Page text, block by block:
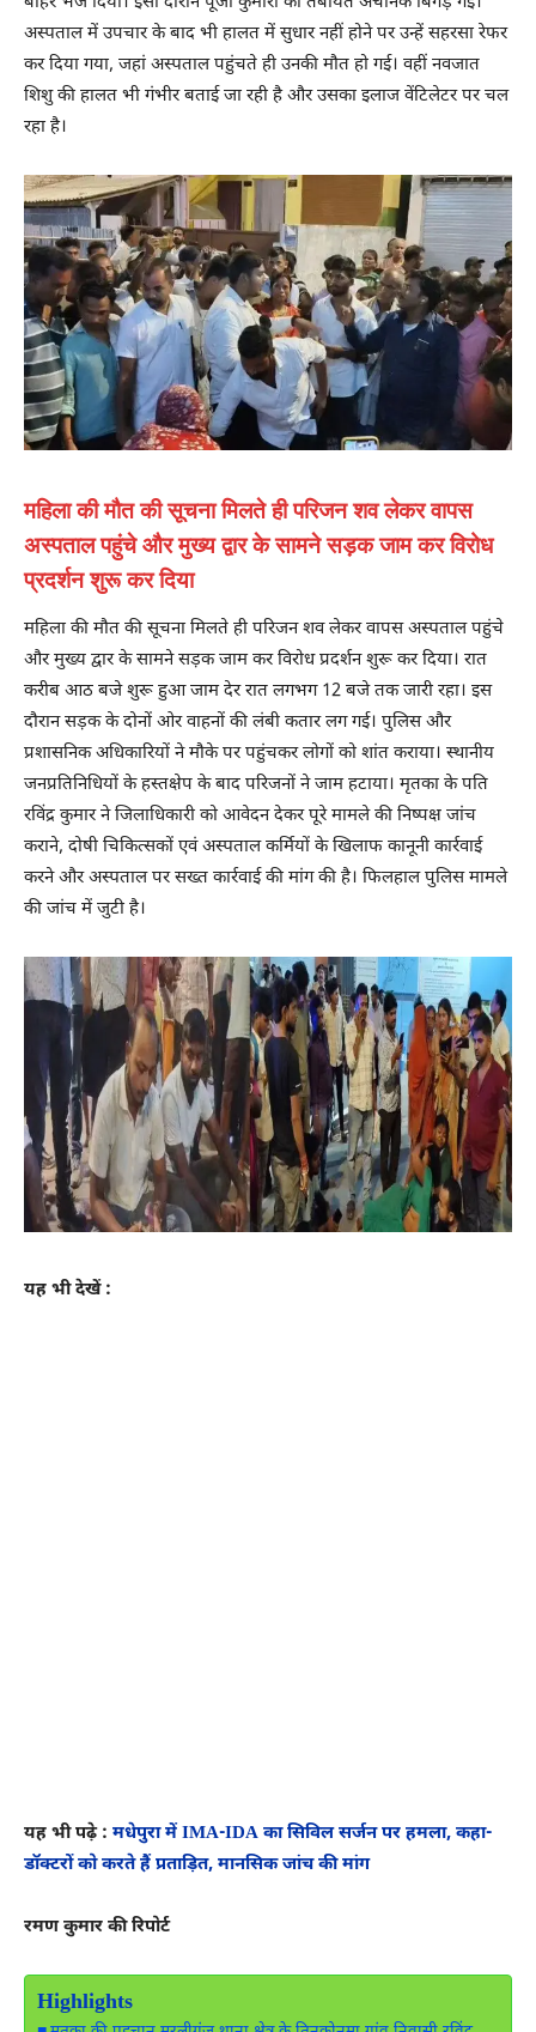
अस्पताल में उपचार के बाद भी हालत में सुधार नहीं होने पर उन्हें सहरसा रेफर
कर दिया गया, जहां अस्पताल पहुंचते ही उनकी मौत हो गई। वहीं नवजात
शिशु की हालत भी गंभीर बताई जा रही है और उसका इलाज वेंटिलेटर पर चल
रहा है।
महिला की मौत की सूचना मिलते ही परिजन शव लेकर वापस
अस्पताल पहुंचे और मुख्य द्वार के सामने सड़क जाम कर विरोध
प्रदर्शन शुरू कर दिया
महिला की मौत की सूचना मिलते ही परिजन शव लेकर वापस अस्पताल पहुंचे
और मुख्य द्वार के सामने सड़क जाम कर विरोध प्रदर्शन शुरू कर दिया। रात
करीब आठ बजे शुरू हुआ जाम देर रात लगभग 12 बजे तक जारी रहा। इस
दौरान सड़क के दोनों ओर वाहनों की लंबी कतार लग गई। पुलिस और
प्रशासनिक अधिकारियों ने मौके पर पहुंचकर लोगों को शांत कराया। स्थानीय
जनप्रतिनिधियों के हस्तक्षेप के बाद परिजनों ने जाम हटाया। मृतका के पति
रविंद्र कुमार ने जिलाधिकारी को आवेदन देकर पूरे मामले की निष्पक्ष जांच
कराने, दोषी चिकित्सकों एवं अस्पताल कर्मियों के खिलाफ कानूनी कार्रवाई
करने और अस्पताल पर सख्त कार्रवाई की मांग की है। फिलहाल पुलिस मामले
की जांच में जुटी है।
यह भी देखें :
यह भी पढ़े : मधेपुरा में IMA-IDA का सिविल सर्जन पर हमला, कहा-
डॉक्टरों को करते हैं प्रताड़ित, मानसिक जांच की मांग
रमण कुमार की रिपोर्ट
Highlights